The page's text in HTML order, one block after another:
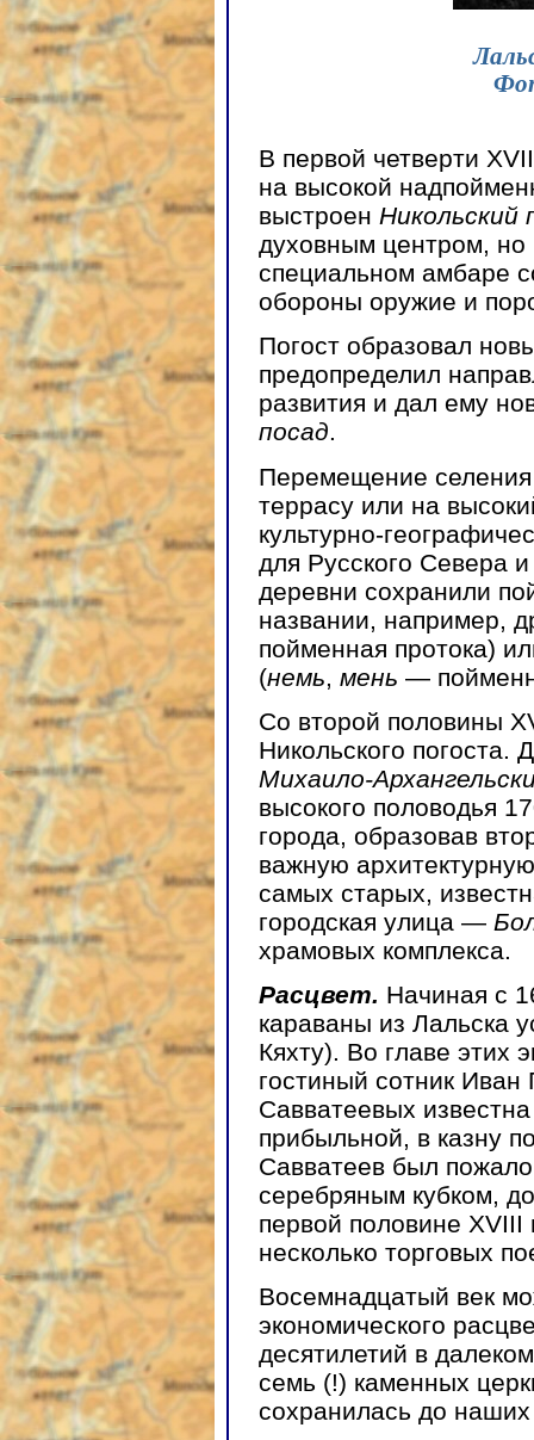
В первой четверти
на высокой
выстроен Никольский
духовным центром, но
специальном амбаре
обороны оружие и
Погост образовал
предопределил
развития и дал ему
посад.
Перемещение
террасу или на
культурно-
для Русского Севера
деревни сохранили
названии, например,
пойменная протока)
(немь мень —
Со второй половины
Никольского погоста.
Михаило-
высокого половодья
города, образовав
важную
самых старых,
городская улица —
храмовых комплекса.
Расцвет. Начиная с
караваны из Лальска
Кяхту). Во главе этих
гостиный сотник
Савватеевых
прибыльной, в казну
Савватеев был
серебряным кубком,
первой половине XVIII
несколько торговых
Восемнадцатый век
экономического
десятилетий в
семь (!) каменных
сохранилась до